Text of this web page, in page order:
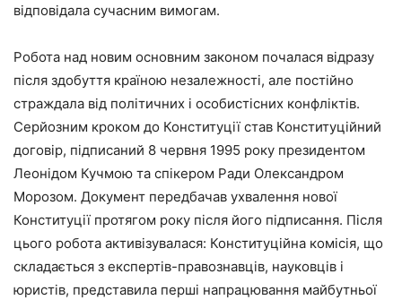
відповідала сучасним вимогам.
Робота над новим основним законом почалася відразу
після здобуття країною незалежності, але постійно
страждала від політичних і особистісних конфліктів.
Серйозним кроком до Конституції став Конституційний
договір, підписаний 8 червня 1995 року президентом
Леонідом Кучмою та спікером Ради Олександром
Морозом. Документ передбачав ухвалення нової
Конституції протягом року після його підписання. Після
цього робота активізувалася: Конституційна комісія, що
складається з експертів-правознавців, науковців і
юристів, представила перші напрацювання майбутньої